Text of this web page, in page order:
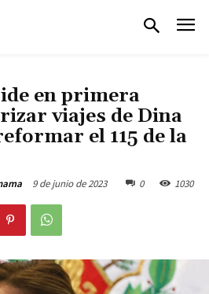
en primera
viajes de Dina
el 115 de la
9 de junio de 2023 0 1030